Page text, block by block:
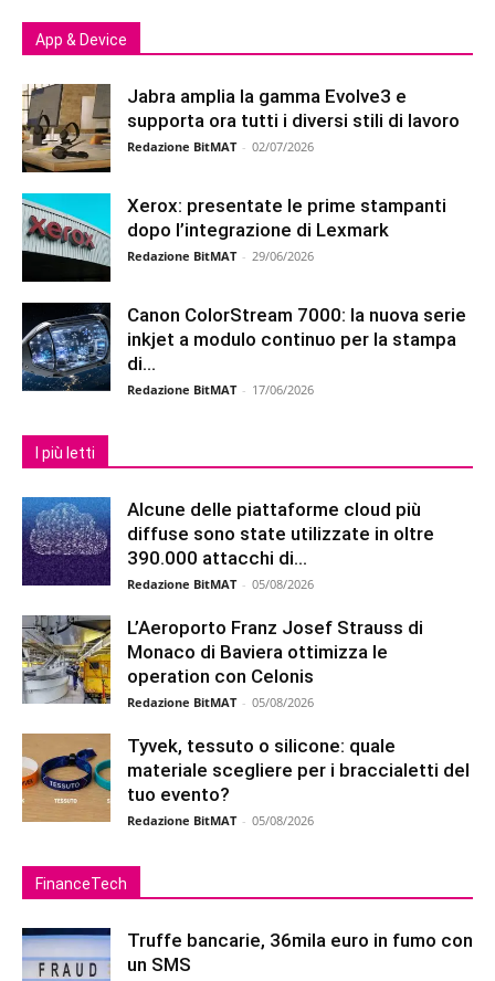
App & Device
Jabra amplia la gamma Evolve3 e
supporta ora tutti i diversi stili di lavoro
Redazione BitMAT - 02/07/2026
Xerox: presentate le prime stampanti
dopo l’integrazione di Lexmark
Redazione BitMAT - 29/06/2026
Canon ColorStream 7000: la nuova serie
inkjet a modulo continuo per la stampa
di...
Redazione BitMAT - 17/06/2026
I più letti
Alcune delle piattaforme cloud più
diffuse sono state utilizzate in oltre
390.000 attacchi di...
Redazione BitMAT - 05/08/2026
L’Aeroporto Franz Josef Strauss di
Monaco di Baviera ottimizza le
operation con Celonis
Redazione BitMAT - 05/08/2026
Tyvek, tessuto o silicone: quale
materiale scegliere per i braccialetti del
tuo evento?
Redazione BitMAT - 05/08/2026
FinanceTech
Truffe bancarie, 36mila euro in fumo con
un SMS